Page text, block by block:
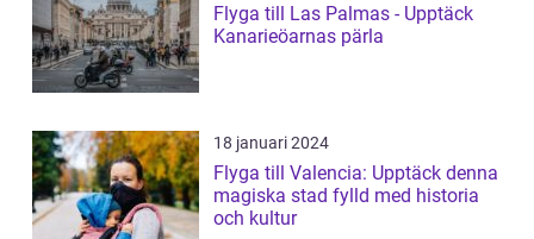
Flyga till Las Palmas - Upptäck
Kanarieöarnas pärla
18 januari 2024
Flyga till Valencia: Upptäck denna
magiska stad fylld med historia
och kultur